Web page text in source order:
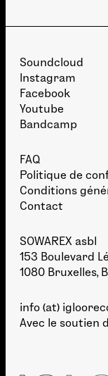
Soundcloud
Instagram
Facebook
Youtube
Bandcamp
FAQ
Politique de
Conditions
Contact
SOWAREX asbl
153 Boulevard
1080 Bruxelles,
info (at)
Avec le soutien